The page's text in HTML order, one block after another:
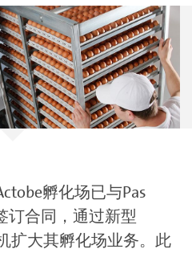
孵化场已与Pas
订合同，通过新型
扩大其孵化场业务。此